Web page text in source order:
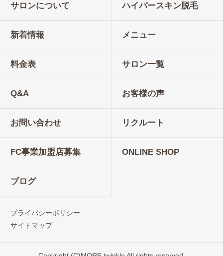
サロンについて ハイパースキン脱毛
新着情報 メニュー
料金表 サロン一覧
Q&A お客様の声
お問い合わせ リクルート
FC事業加盟店募集 ONLINE SHOP
ブログ
プライバシーポリシー
サイトマップ